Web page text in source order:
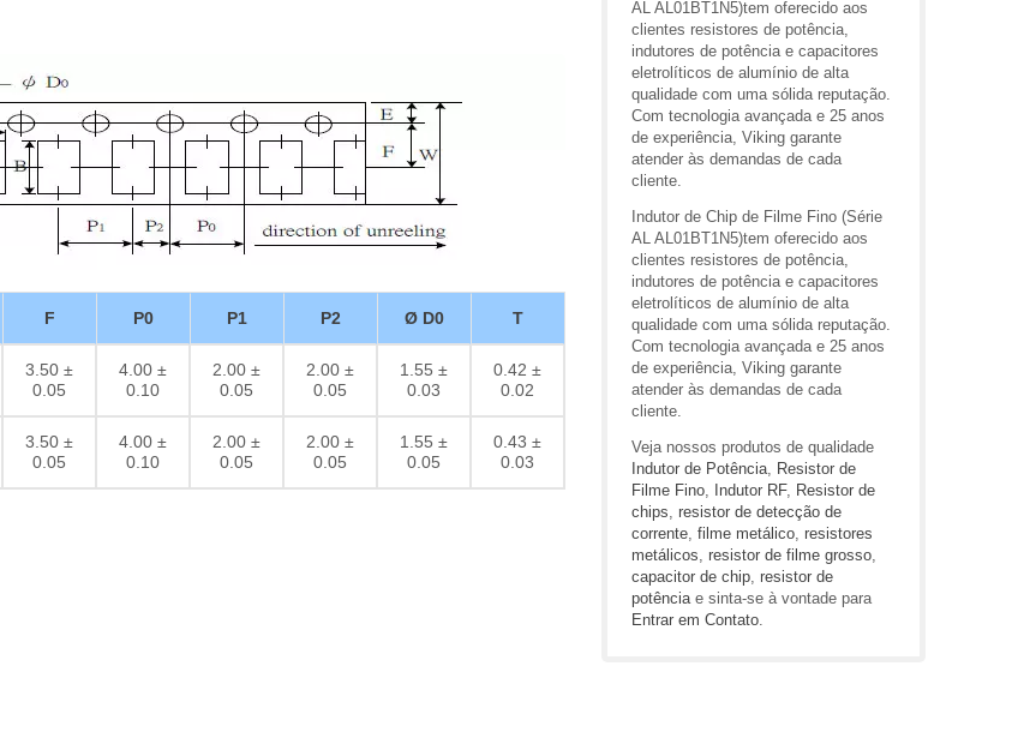
F P0 P1 P2 Ø D0 T
3.50 ±
0.05
4.00 ±
0.10
2.00 ±
0.05
2.00 ±
0.05
1.55 ±
0.03
0.42 ±
0.02
3.50 ±
0.05
4.00 ±
0.10
2.00 ±
0.05
2.00 ±
0.05
1.55 ±
0.05
0.43 ±
0.03
AL AL01BT1N5)tem oferecido aos
clientes resistores de potência,
indutores de potência e capacitores
eletrolíticos de alumínio de alta
qualidade com uma sólida reputação.
Com tecnologia avançada e 25 anos
de experiência, Viking garante
atender às demandas de cada
cliente.
Indutor de Chip de Filme Fino (Série
AL AL01BT1N5)tem oferecido aos
clientes resistores de potência,
indutores de potência e capacitores
eletrolíticos de alumínio de alta
qualidade com uma sólida reputação.
Com tecnologia avançada e 25 anos
de experiência, Viking garante
atender às demandas de cada
cliente.
Veja nossos produtos de qualidade
Indutor de Potência, Resistor de
Filme Fino, Indutor RF, Resistor de
chips, resistor de detecção de
corrente, filme metálico, resistores
metálicos, resistor de filme grosso,
capacitor de chip, resistor de
potênciae sinta-se à vontade para
Entrar em Contato.